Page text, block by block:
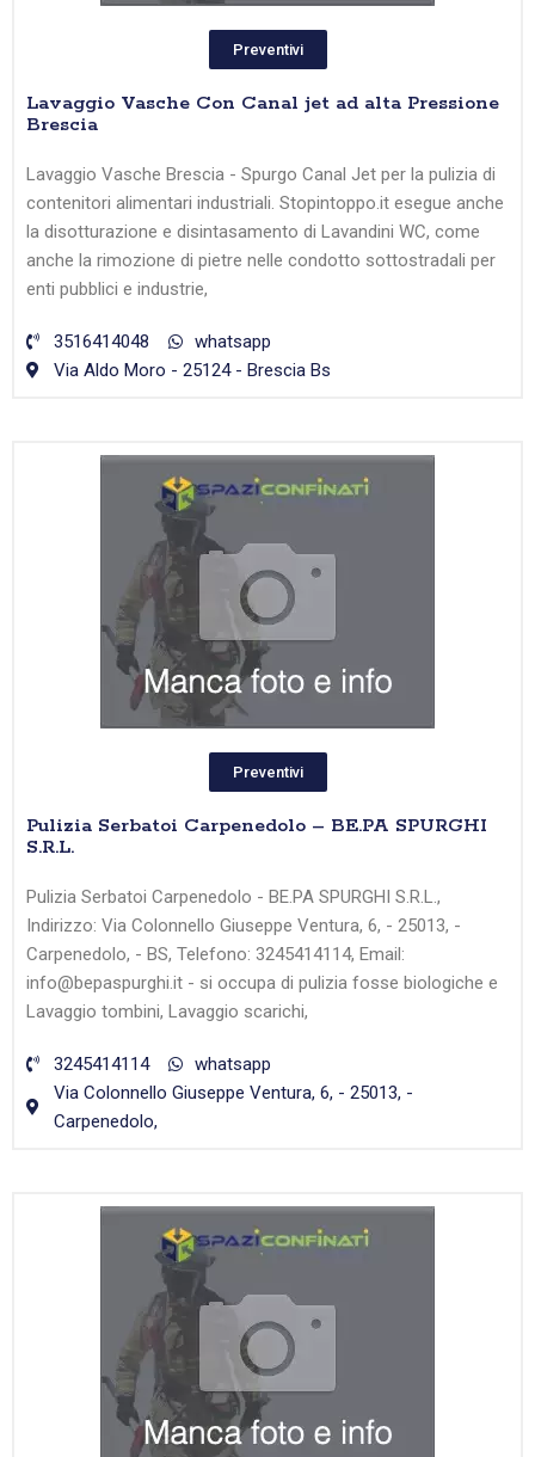
Preventivi
Lavaggio Vasche Con Canal jet ad alta Pressione
Brescia
Lavaggio Vasche Brescia - Spurgo Canal Jet per la pulizia di
contenitori alimentari industriali. Stopintoppo.it esegue anche
la disotturazione e disintasamento di Lavandini WC, come
anche la rimozione di pietre nelle condotto sottostradali per
enti pubblici e industrie,
3516414048
whatsapp
Via Aldo Moro - 25124 - Brescia Bs
Preventivi
Pulizia Serbatoi Carpenedolo – BE.PA SPURGHI
S.R.L.
Pulizia Serbatoi Carpenedolo - BE.PA SPURGHI S.R.L.,
Indirizzo: Via Colonnello Giuseppe Ventura, 6, - 25013, -
Carpenedolo, - BS, Telefono: 3245414114, Email:
info@bepaspurghi.it - si occupa di pulizia fosse biologiche e
Lavaggio tombini, Lavaggio scarichi,
3245414114
whatsapp
Via Colonnello Giuseppe Ventura, 6, - 25013, -
Carpenedolo,